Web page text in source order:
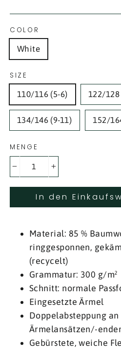
COLOR
White
SIZE
110/116 (5-6) 122/128
134/146 (9-11) 152/
MENGE
In den
Material: 85 %
ringgesponnen,
(recycelt)
Grammatur: 300 g/m²
Schnitt: normale
Eingesetzte Ärmel
Doppelabsteppung
Ärmelansätzen/-
Gebürstete, weiche